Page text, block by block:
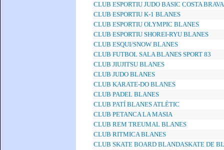
CLUB ESPORTIU JUDO BASIC COSTA BRAVA
CLUB ESPORTIU K-1 BLANES
CLUB ESPORTIU OLYMPIC BLANES
CLUB ESPORTIU SHOREI-RYU BLANES
CLUB ESQUI/SNOW BLANES
CLUB FUTBOL SALA BLANES SPORT 83
CLUB JIUJITSU BLANES
CLUB JUDO BLANES
CLUB KARATE-DO BLANES
CLUB PADEL BLANES
CLUB PATÍ BLANES ATLÈTIC
CLUB PETANCA LA MASIA
CLUB REM TREUMAL BLANES
CLUB RITMICA BLANES
CLUB SKATE BOARD BLANDASKATE DE